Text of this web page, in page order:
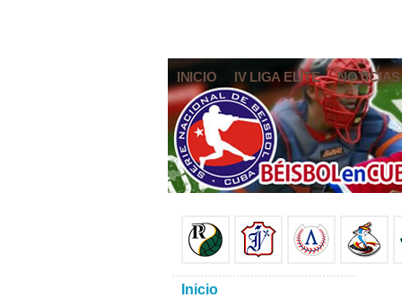
INICIO IV LIGA ELITE NOTICIAS
Inicio